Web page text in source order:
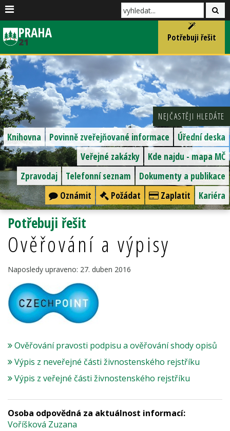
Potřebuji řešit
NEJČASTĚJI HLEDÁTE
Úřední deska
Povinně zveřejňované informace
Knihovna
Kde najdu - mapa MČ
Veřejné zakázky
Dokumenty a publikace
Telefonní seznam
Zpravodaj
Kariéra
Zaplatit
Požádat
Oznámit
Potřebuji řešit
Ověřování a výpisy
Naposledy upraveno: 27. duben 2016
Ověřování pravosti podpisu a ověřování shody opisů
Výpis z neveřejné části živnostenského rejstříku
Výpis z veřejné části živnostenského rejstříku
Osoba odpovědná za aktuálnost informací:
Voříšková Zuzana